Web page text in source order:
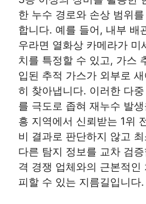
한 누수 경로와 손상 범위
합니다. 예를 들어, 내부 배
우라면 열화상 카메라가 미
치를 특정할 수 있고, 가스
입된 추적 가스가 외부로
히 찾아냅니다. 이러한 다
를 극도로 좁혀 재누수 발
흥 지역에서 신뢰받는 1위
비 결과로 판단하지 않고
다른 탐지 정보를 교차 검
격 경쟁 업체와의 근본적인
피할 수 있는 지름길입니다.